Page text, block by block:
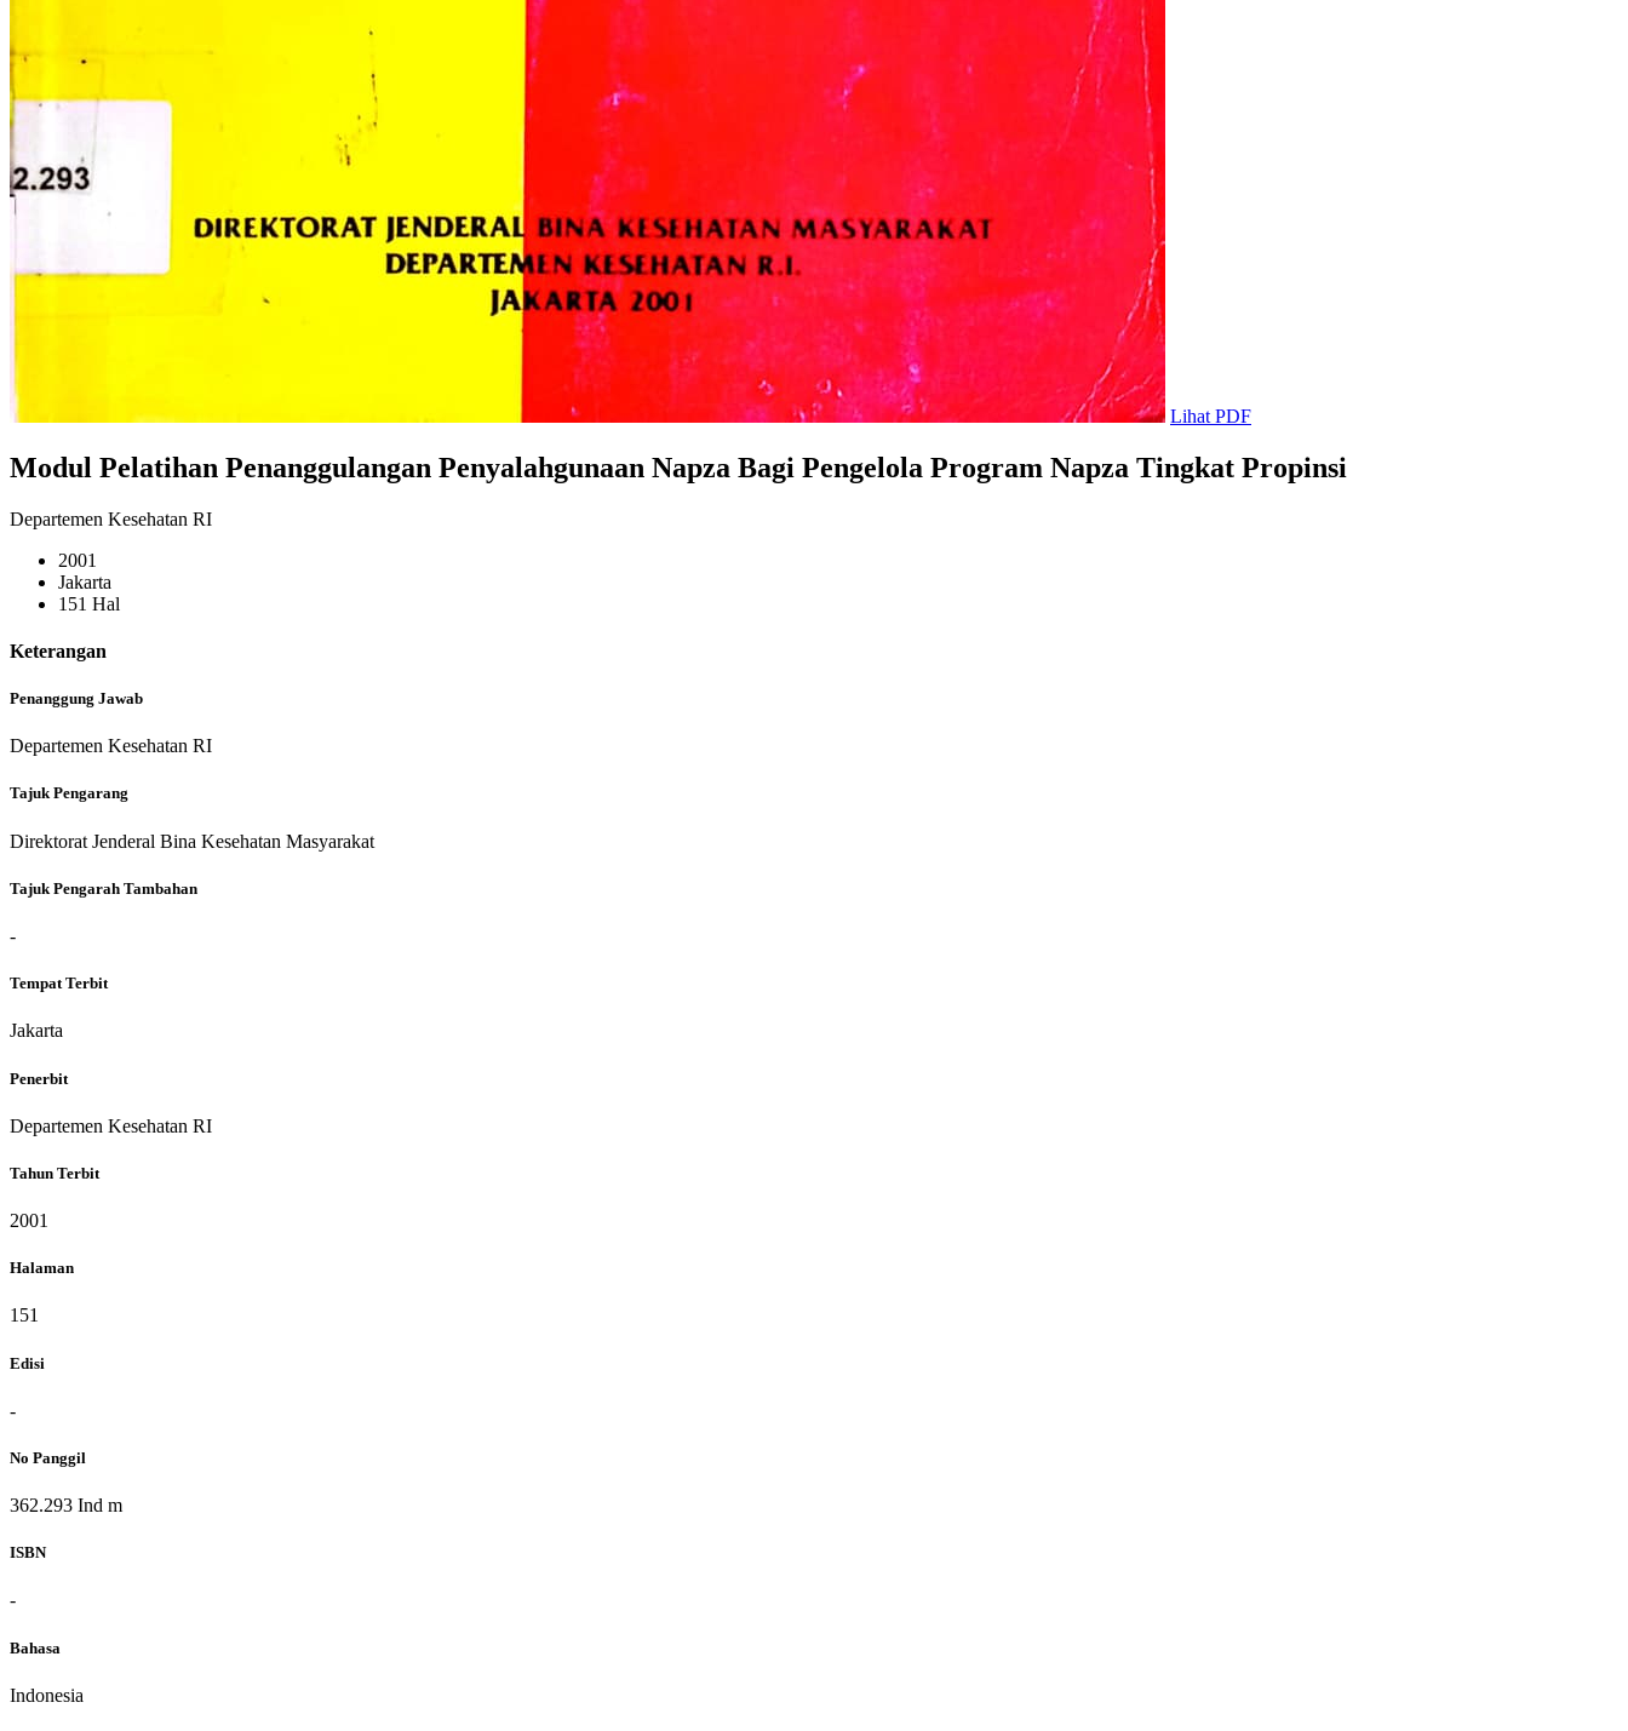
Lihat PDF
Modul Pelatihan Penanggulangan Penyalahgunaan Napza Bagi Pengelola Program Napza Tingkat Propinsi
Departemen Kesehatan RI
2001
Jakarta
151 Hal
Keterangan
Penanggung Jawab
Departemen Kesehatan RI
Tajuk Pengarang
Direktorat Jenderal Bina Kesehatan Masyarakat
Tajuk Pengarah Tambahan
-
Tempat Terbit
Jakarta
Penerbit
Departemen Kesehatan RI
Tahun Terbit
2001
Halaman
151
Edisi
-
No Panggil
362.293 Ind m
ISBN
-
Bahasa
Indonesia